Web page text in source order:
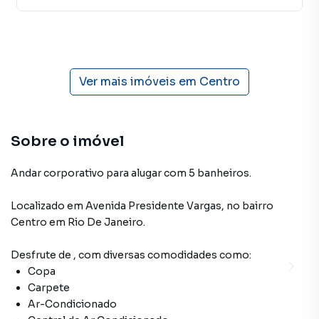
Ver mais imóveis em Centro
Sobre o imóvel
Andar corporativo para alugar com 5 banheiros.
Localizado em Avenida Presidente Vargas, no bairro
Centro em Rio De Janeiro.
Desfrute de , com diversas comodidades como:
Copa
Carpete
Ar-Condicionado